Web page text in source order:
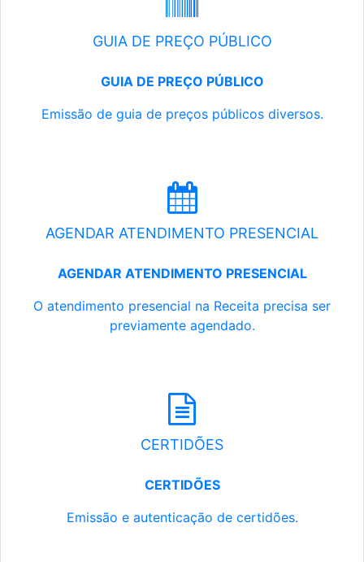
GUIA DE PREÇO PÚBLICO
GUIA DE PREÇO PÚBLICO
Emissão de guia de preços públicos diversos.
AGENDAR ATENDIMENTO PRESENCIAL
AGENDAR ATENDIMENTO PRESENCIAL
O atendimento presencial na Receita precisa ser
previamente agendado.
CERTIDÕES
CERTIDÕES
Emissão e autenticação de certidões.